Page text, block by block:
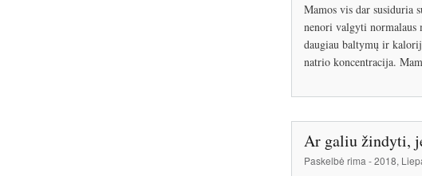
Mamos vis dar susiduria
nenori valgyti normalaus
daugiau baltymų ir
natrio koncentracija.
Ar galiu žindyti,
Paskelbė rima -2018,